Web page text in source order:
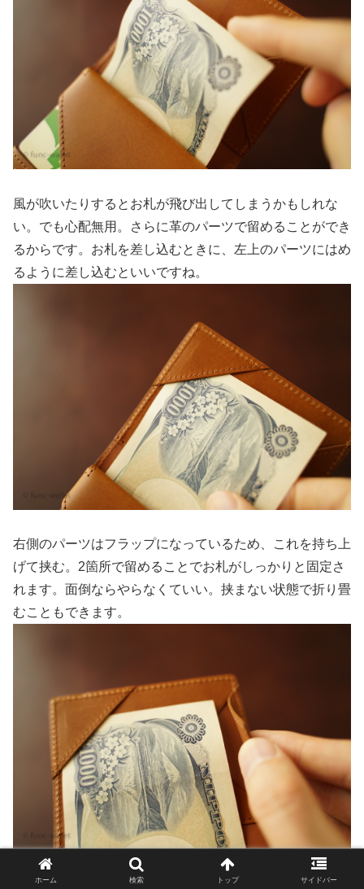
風が吹いたりするとお札が飛び出してしまうかもしれな
い。でも心配無用。さらに革のパーツで留めることができ
るからです。お札を差し込むときに、左上のパーツにはめ
るように差し込むといいですね。
右側のパーツはフラップになっているため、これを持ち上
げて挟む。2箇所で留めることでお札がしっかりと固定さ
れます。面倒ならやらなくていい。挟まない状態で折り畳
むこともできます。
９枚追加しましょう。たくさんおお札を「まとめて収納」
ホーム 検索 トップ サイドバー